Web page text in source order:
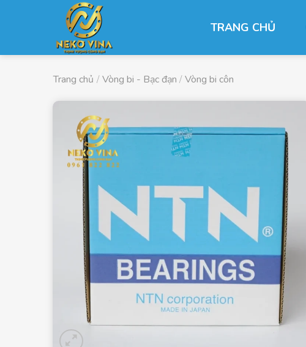
dung
TRANG CHỦ
Trang chủ / Vòng bi - Bạc đạn / Vòng bi côn